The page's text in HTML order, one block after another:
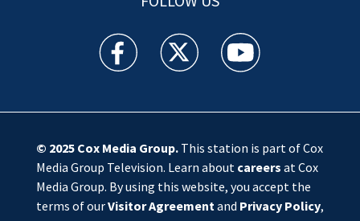
WSOC TV facebook feed(Opens a new window)
WSOC TV twitter feed(Opens a new
WSOC TV youtube
© 2025 Cox Media Group.This station is part of Cox
Media Group Television. Learn about careers at Cox
Media Group. By using this website, you accept the
terms of ourVisitor Agreementand Privacy Policy,